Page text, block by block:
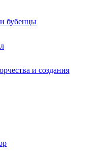
бубенцы
и создания